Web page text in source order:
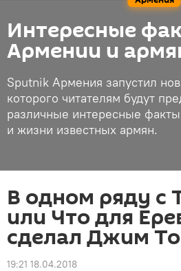
Интересные
Армении и
Sputnik Армения запустил
которого читателям будут
различные интересные
и жизни известных армян.
В одном ряду с
или Что для
сделал Джим
19:21 18.04.2018